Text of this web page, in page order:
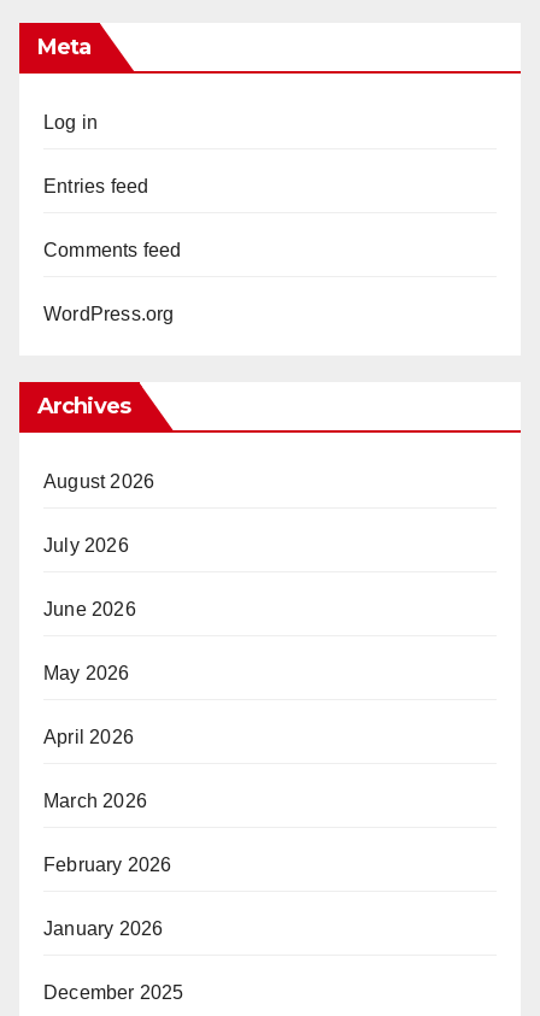
Meta
Log in
Entries feed
Comments feed
WordPress.org
Archives
August 2026
July 2026
June 2026
May 2026
April 2026
March 2026
February 2026
January 2026
December 2025